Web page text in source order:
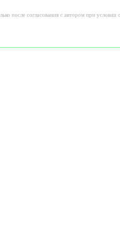
после согласования с автором при условии